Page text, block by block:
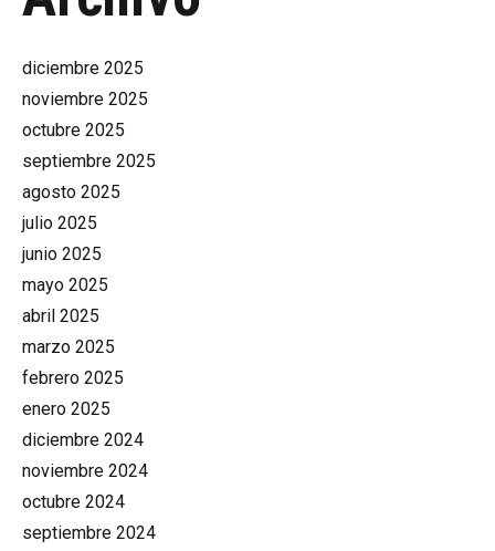
diciembre 2025
noviembre 2025
octubre 2025
septiembre 2025
agosto 2025
julio 2025
junio 2025
mayo 2025
abril 2025
marzo 2025
febrero 2025
enero 2025
diciembre 2024
noviembre 2024
octubre 2024
septiembre 2024